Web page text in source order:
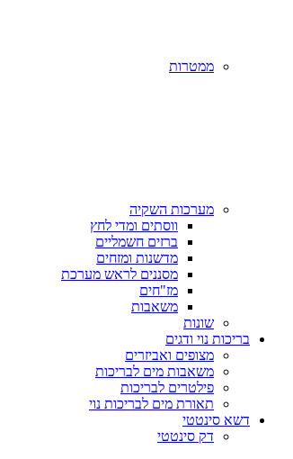
ממטרות
מערכות השקיה
ווסתים ומדי לחץ
ברזים חשמליים
מדשנות ומזחים
מסננים לראש מערכת
מז"חים
משאבות
שונות
בריכות נוי ודגים
מצופים ואביזרים
משאבות מים לבריכות
פילטרים לבריכות
תאורת מים לבריכות נוי
דשא סינטטי
דק סינטטי